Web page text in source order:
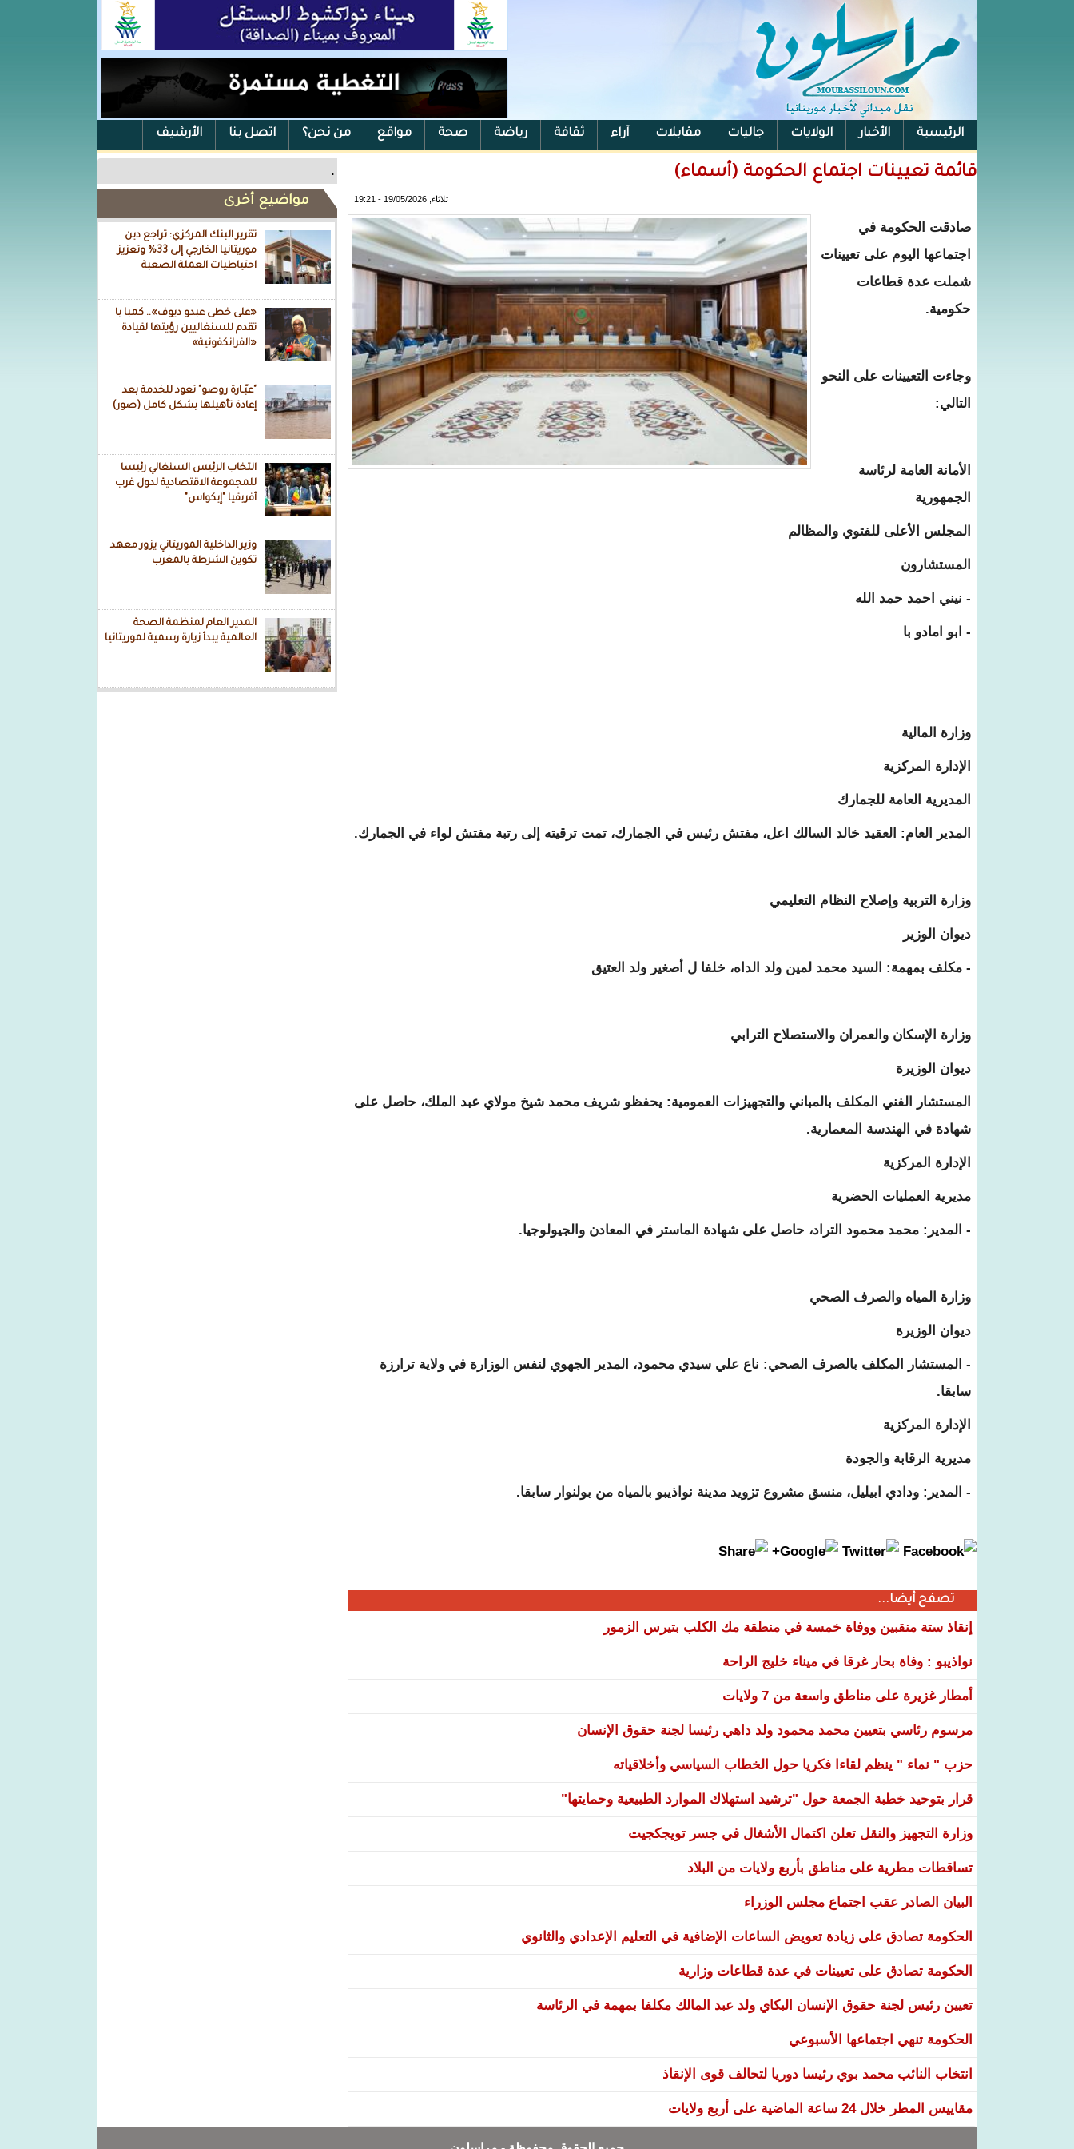
الرئيسية الأخبار الولايات جاليات مقابلات آراء ثقافة رياضة صحة مواقع من نحن؟ اتصل بنا الأرشيف
الفيس بوك .
مواضيع أخرى
تقرير البنك المركزي: تراجع دين
موريتانيا الخارجي إلى 33% وتعزيز
احتياطيات العملة الصعبة
«على خطى عبدو ديوف».. كمبا با
تقدم للسنغاليين رؤيتها لقيادة
«الفرانكفونية»
"عبّـارة روصو" تعود للخدمة بعد
إعادة تأهيلها بشكل كامل (صور)
انتخاب الرئيس السنغالي رئيسا
للمجموعة الاقتصادية لدول غرب
أفريقيا "إيكواس"
وزير الداخلية الموريتاني يزور معهد
تكوين الشرطة بالمغرب
المدير العام لمنظمة الصحة
العالمية يبدأ زيارة رسمية لموريتانيا
قائمة تعيينات اجتماع الحكومة (أسماء)
ثلاثاء, 19/05/2026 - 19:21
صادقت الحكومة في
اجتماعها اليوم على تعيينات
شملت عدة قطاعات
حكومية.
وجاءت التعيينات على النحو
التالي:
الأمانة العامة لرئاسة
الجمهورية
المجلس الأعلى للفتوي والمظالم
المستشارون
- نيني احمد حمد الله
- ابو امادو با
وزارة المالية
الإدارة المركزية
المديرية العامة للجمارك
المدير العام: العقيد خالد السالك اعل، مفتش رئيس في الجمارك، تمت ترقيته إلى رتبة مفتش لواء في الجمارك.
وزارة التربية وإصلاح النظام التعليمي
ديوان الوزير
- مكلف بمهمة: السيد محمد لمين ولد الداه، خلفا ل أصغير ولد العتيق
وزارة الإسكان والعمران والاستصلاح الترابي
ديوان الوزيرة
المستشار الفني المكلف بالمباني والتجهيزات العمومية: يحفظو شريف محمد شيخ مولاي عبد الملك، حاصل على
شهادة في الهندسة المعمارية.
الإدارة المركزية
مديرية العمليات الحضرية
- المدير: محمد محمود التراد، حاصل على شهادة الماستر في المعادن والجيولوجيا.
وزارة المياه والصرف الصحي
ديوان الوزيرة
- المستشار المكلف بالصرف الصحي: ناع علي سيدي محمود، المدير الجهوي لنفس الوزارة في ولاية ترارزة
سابقا.
الإدارة المركزية
مديرية الرقابة والجودة
- المدير: ودادي ابيليل، منسق مشروع تزويد مدينة نواذيبو بالمياه من بولنوار سابقا.
تصفح أيضا...
إنقاذ ستة منقبين ووفاة خمسة في منطقة مك الكلب بتيرس الزمور
نواذيبو : وفاة بحار غرقا في ميناء خليج الراحة
أمطار غزيرة على مناطق واسعة من 7 ولايات
مرسوم رئاسي بتعيين محمد محمود ولد داهي رئيسا لجنة حقوق الإنسان
حزب " نماء " ينظم لقاءا فكريا حول الخطاب السياسي وأخلاقياته
قرار بتوحيد خطبة الجمعة حول "ترشيد استهلاك الموارد الطبيعية وحمايتها"
وزارة التجهيز والنقل تعلن اكتمال الأشغال في جسر تويجكجيت
تساقطات مطرية على مناطق بأربع ولايات من البلاد
البيان الصادر عقب اجتماع مجلس الوزراء
الحكومة تصادق على زيادة تعويض الساعات الإضافية في التعليم الإعدادي والثانوي
الحكومة تصادق على تعيينات في عدة قطاعات وزارية
تعيين رئيس لجنة حقوق الإنسان البكاي ولد عبد المالك مكلفا بمهمة في الرئاسة
الحكومة تنهي اجتماعها الأسبوعي
انتخاب النائب محمد بوي رئيسا دوريا لتحالف قوى الإنقاذ
مقاييس المطر خلال 24 ساعة الماضية على أربع ولايات